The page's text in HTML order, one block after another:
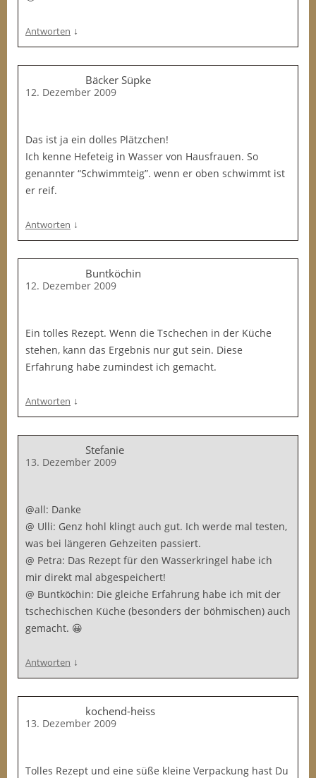
Antworten ↓
Bäcker Süpke
12. Dezember 2009
Das ist ja ein dolles Plätzchen!
Ich kenne Hefeteig in Wasser von Hausfrauen. So
genannter “Schwimmteig”. wenn er oben schwimmt ist
er reif.
Antworten ↓
Buntköchin
12. Dezember 2009
Ein tolles Rezept. Wenn die Tschechen in der Küche
stehen, kann das Ergebnis nur gut sein. Diese
Erfahrung habe zumindest ich gemacht.
Antworten ↓
Stefanie
13. Dezember 2009
@all: Danke
@ Ulli: Genz hohl klingt auch gut. Ich werde mal testen,
was bei längeren Gehzeiten passiert.
@ Petra: Das Rezept für den Wasserkringel habe ich
mir direkt mal abgespeichert!
@ Buntköchin: Die gleiche Erfahrung habe ich mit der
tschechischen Küche (besonders der böhmischen) auch
gemacht. 😀
Antworten ↓
kochend-heiss
13. Dezember 2009
Tolles Rezept und eine süße kleine Verpackung hast Du